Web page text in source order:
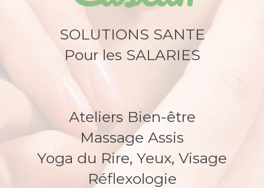
SOLUTIONS SANTE
Pour les SALARIES
Ateliers Bien-être
Massage Assis
Yoga du Rire, Yeux, Visage
Réflexologie